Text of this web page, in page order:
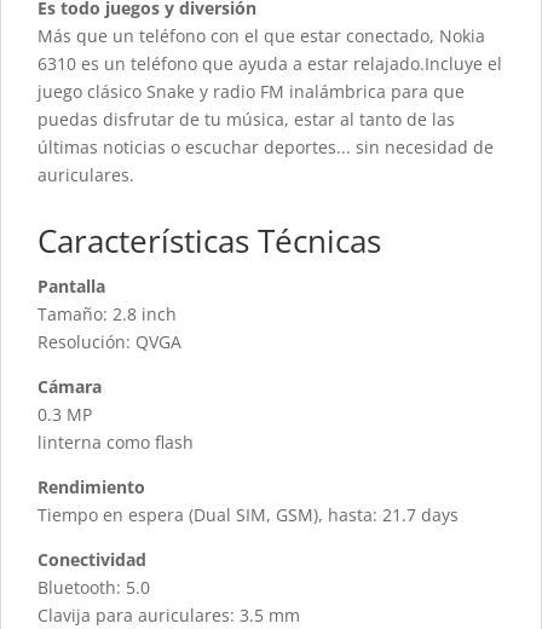
Es todo juegos y diversión
Más que un teléfono con el que estar conectado, Nokia
6310 es un teléfono que ayuda a estar relajado.Incluye el
juego clásico Snake y radio FM inalámbrica para que
puedas disfrutar de tu música, estar al tanto de las
últimas noticias o escuchar deportes... sin necesidad de
auriculares.
Características Técnicas
Pantalla
Tamaño: 2.8 inch
Resolución: QVGA
Cámara
0.3 MP
linterna como flash
Rendimiento
Tiempo en espera (Dual SIM, GSM), hasta: 21.7 days
Conectividad
Bluetooth: 5.0
Clavija para auriculares: 3.5 mm